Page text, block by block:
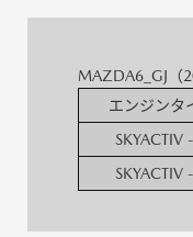
MAZDA6_GJ（
エンジンタ
SKYACTIV
SKYACTIV